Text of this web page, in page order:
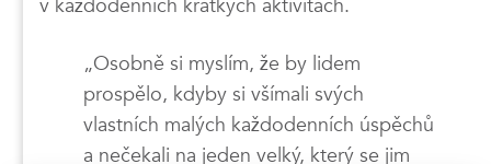
„Osobně si myslím, že by lidem
prospělo, kdyby si všímali svých
vlastních malých každodenních úspěchů
a nečekali na jeden velký, který se jim